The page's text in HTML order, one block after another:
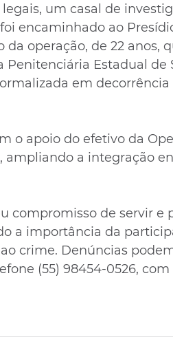
um casal de
encaminhado ao
da operação, de 22 anos,
Penitenciária Estadual de
em decorrência
o apoio do efetivo da
ampliando a integração
compromisso de servir e
a importância da
crime. Denúncias
(55) 98454-0526,